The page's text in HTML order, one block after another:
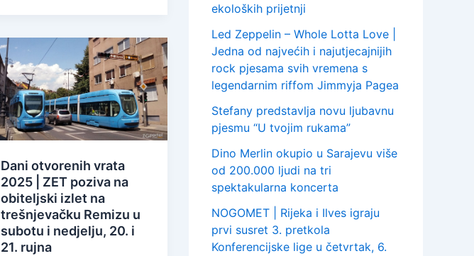
Dani otvorenih vrata
2025 | ZET poziva na
obiteljski izlet na
trešnjevačku Remizu u
subotu i nedjelju, 20. i
21. rujna
ekoloških prijetnji
Led Zeppelin – Whole Lotta Love |
Jedna od najvećih i najutjecajnijih
rock pjesama svih vremena s
legendarnim riffom Jimmyja Pagea
Stefany predstavlja novu ljubavnu
pjesmu “U tvojim rukama”
Dino Merlin okupio u Sarajevu više
od 200.000 ljudi na tri
spektakularna koncerta
NOGOMET | Rijeka i Ilves igraju
prvi susret 3. pretkola
Konferencijske lige u četvrtak, 6.